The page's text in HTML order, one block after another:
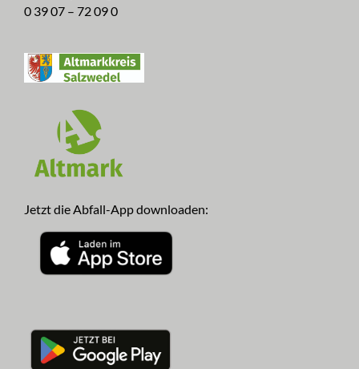
0 39 07 – 72 09 0
Jetzt die Abfall-App downloaden: